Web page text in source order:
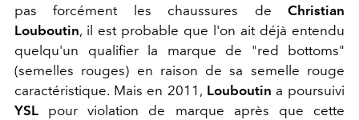
pas forcément les chaussures de Christian
Louboutin, il est probable que l'on ait déjà entendu
quelqu'un qualifier la marque de "red bottoms"
(semelles rouges) en raison de sa semelle rouge
caractéristique. Mais en 2011, Louboutin a poursuivi
YSL pour violation de marque après que cette